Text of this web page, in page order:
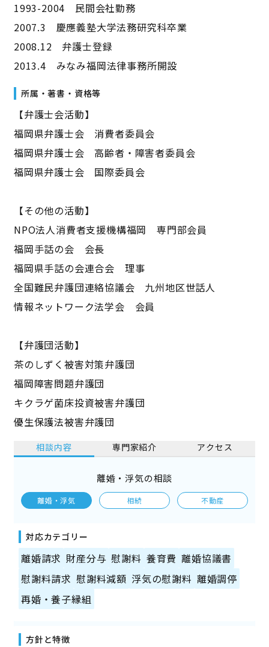
1993-2004 民間会社勤務
2007.3 慶應義塾大学法務研究科卒業
2008.12 弁護士登録
2013.4 みなみ福岡法律事務所開設
所属・著書・資格等
【弁護士会活動】
福岡県弁護士会 消費者委員会
福岡県弁護士会 高齢者・障害者委員会
福岡県弁護士会 国際委員会
【その他の活動】
NPO法人消費者支援機構福岡 専門部会員
福岡手話の会 会長
福岡県手話の会連合会 理事
全国難民弁護団連絡協議会 九州地区世話人
情報ネットワーク法学会 会員
【弁護団活動】
茶のしずく被害対策弁護団
福岡障害問題弁護団
キクラゲ菌床投資被害弁護団
優生保護法被害弁護団
相談内容 専門家紹介 アクセス
離婚・浮気の相談
離婚・浮気 相続 不動産
対応カテゴリー
離婚請求 財産分与 慰謝料 養育費 離婚協議書
慰謝料請求 慰謝料減額 浮気の慰謝料 離婚調停
再婚・養子縁組
方針と特徴